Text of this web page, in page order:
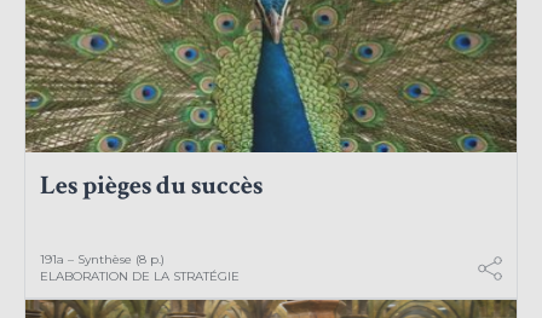
Les pièges du succès
191a – Synthèse (8 p.)
ELABORATION DE LA STRATÉGIE